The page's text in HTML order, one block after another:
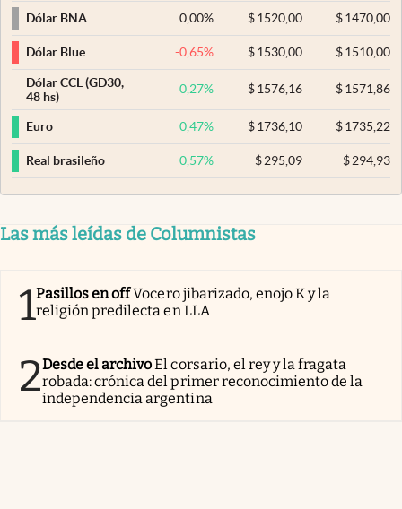
Dólar BNA
0,00% $ 1520,00 $1470,00
Dólar Blue -0,65% $ 1530,00 $1510,00
Dólar CCL (GD30,
48 hs)
0,27% $ 1576,16 $1571,86
Euro 0,47% $ 1736,10 $1735,22
Real brasileño 0,57% $ 295,09 $294,93
Las más leídas de Columnistas
1Pasillos en offVocero jibarizado, enojo K y la
religión predilecta en LLA
2Desde el archivoEl corsario, el rey y la fragata
robada: crónica del primer reconocimiento de la
independencia argentina